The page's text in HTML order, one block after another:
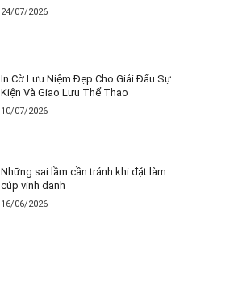
24/07/2026
In Cờ Lưu Niệm Đẹp Cho Giải Đấu Sự
Kiện Và Giao Lưu Thể Thao
10/07/2026
Những sai lầm cần tránh khi đặt làm
cúp vinh danh
16/06/2026